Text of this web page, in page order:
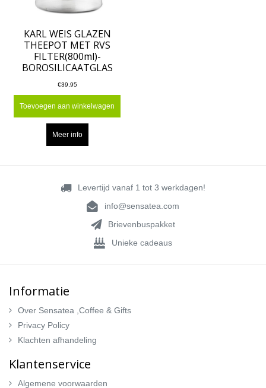
KARL WEIS GLAZEN
THEEPOT MET RVS
FILTER(800ml)-
BOROSILICAATGLAS
€39,95
Toevoegen aan winkelwagen
Meer info
Levertijd vanaf 1 tot 3 werkdagen!
info@sensatea.com
Brievenbuspakket
Unieke cadeaus
Informatie
Over Sensatea ,Coffee & Gifts
Privacy Policy
Klachten afhandeling
Klantenservice
Algemene voorwaarden